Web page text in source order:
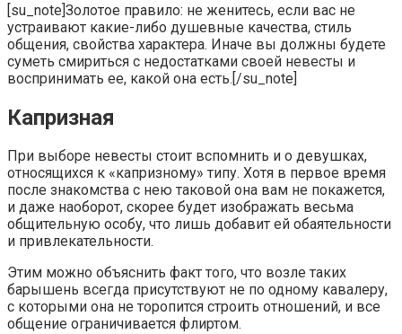
[su_note]Золотое правило: не женитесь, если вас не
устраивают какие-либо душевные качества, стиль
общения, свойства характера. Иначе вы должны будете
суметь смириться с недостатками своей невесты и
воспринимать ее, какой она есть.[/su_note]
Капризная
При выборе невесты стоит вспомнить и о девушках,
относящихся к «капризному» типу. Хотя в первое время
после знакомства с нею таковой она вам не покажется,
и даже наоборот, скорее будет изображать весьма
общительную особу, что лишь добавит ей обаятельности
и привлекательности.
Этим можно объяснить факт того, что возле таких
барышень всегда присутствуют не по одному кавалеру,
с которыми она не торопится строить отношений, и все
общение ограничивается флиртом.